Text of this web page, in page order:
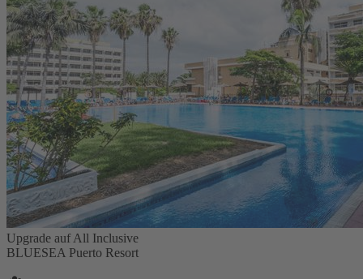
Upgrade auf All Inclusive
BLUESEA Puerto Resort